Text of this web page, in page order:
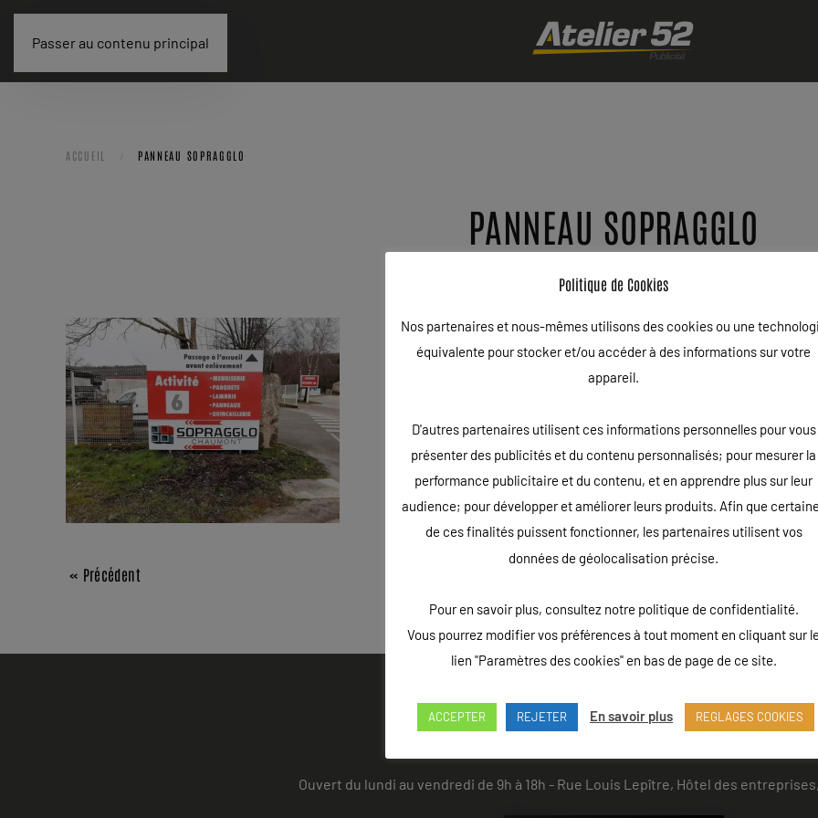
Passer au contenu principal
ACCUEIL PANNEAU SOPRAGGLO
PANNEAU SOPRAGGLO
« Précédent
Ouvert du lundi au vendredi de 9h à 18h - Rue Louis Lepître, Hôtel des
Politique de Cookies
Nos partenaires et nous-mêmes utilisons des cookies ou une
équivalente pour stocker et/ou accéder à des informations sur votre
appareil.
D'autres partenaires utilisent ces informations personnelles pour vous
présenter des publicités et du contenu personnalisés; pour mesurer la
performance publicitaire et du contenu, et en apprendre plus sur leur
audience; pour développer et améliorer leurs produits. Afin que
de ces finalités puissent fonctionner, les partenaires utilisent vos
données de géolocalisation précise.
Pour en savoir plus, consultez notre politique de confidentialité.
Vous pourrez modifier vos préférences à tout moment en cliquant sur le
lien "Paramètres des cookies" en bas de page de ce site.
ACCEPTER REJETER En savoir plus REGLAGES COOKIES